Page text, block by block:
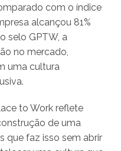
com o índice
alcançou 81%
selo GPTW, a
no mercado,
uma cultura
to Work reflete
de uma
que faz isso sem abrir